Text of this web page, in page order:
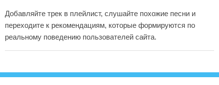
Добавляйте трек в плейлист, слушайте похожие песни и
переходите к рекомендациям, которые формируются по
реальному поведению пользователей сайта.